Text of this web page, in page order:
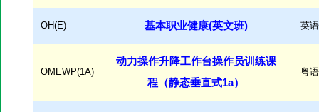
OH(E) 基本职业健康(英文班) 英语
OMEWP(1A)
动力操作升降工作台操作员训练课
程（静态垂直式1a）
粤语